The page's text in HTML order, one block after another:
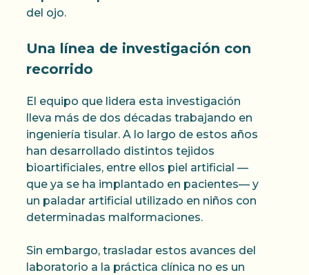
del ojo.
Una línea de investigación con
recorrido
El equipo que lidera esta investigación
lleva más de dos décadas trabajando en
ingeniería tisular. A lo largo de estos años
han desarrollado distintos tejidos
bioartificiales, entre ellos piel artificial —
que ya se ha implantado en pacientes— y
un paladar artificial utilizado en niños con
determinadas malformaciones.
Sin embargo, trasladar estos avances del
laboratorio a la práctica clínica no es un